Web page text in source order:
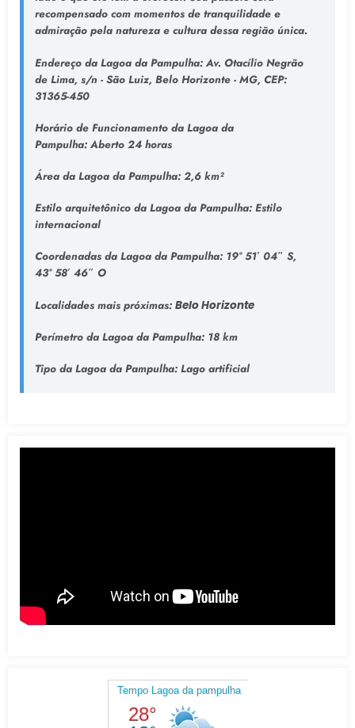
recompensado com momentos de tranquilidade e
admiração pela natureza e cultura dessa região única.
Endereço da Lagoa da Pampulha: Av. Otacílio Negrão
de Lima, s/n - São Luiz, Belo Horizonte - MG, CEP:
31365-450
Horário de Funcionamento da Lagoa da
Pampulha:Aberto 24 horas
Área da Lagoa da Pampulha:2,6 km²
Estilo arquitetônico da Lagoa da Pampulha:Estilo
internacional
Coordenadas da Lagoa da Pampulha:19° 51′ 04″ S,
43° 58′ 46″ O
Localidades mais próximas: Belo Horizonte
Perímetro da Lagoa da Pampulha:18 km
Tipo da Lagoa da Pampulha: Lago artificial